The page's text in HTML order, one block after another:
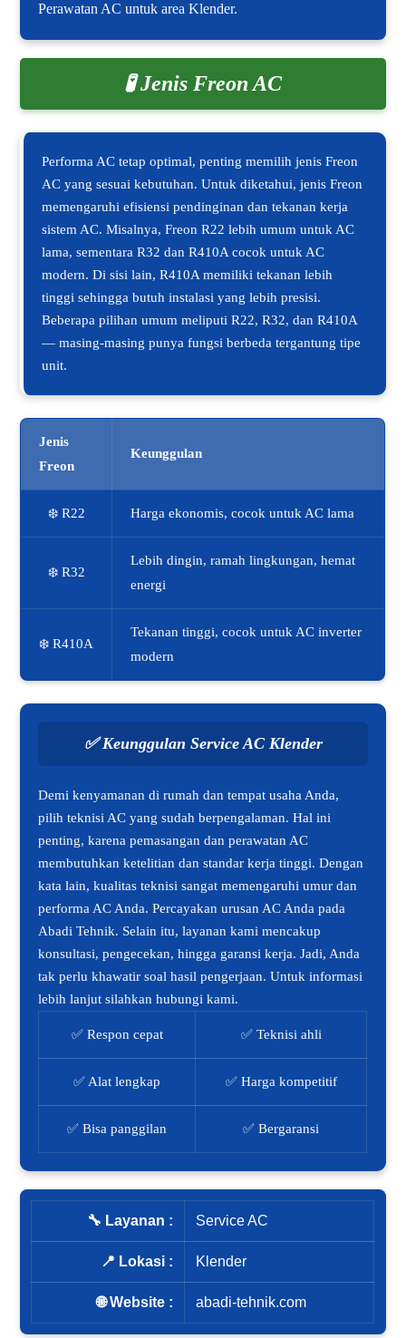
Perawatan AC untuk area Klender.
🧪 Jenis Freon AC
Performa AC tetap optimal, penting memilih jenis Freon
AC yang sesuai kebutuhan. Untuk diketahui, jenis Freon
memengaruhi efisiensi pendinginan dan tekanan kerja
sistem AC. Misalnya, Freon R22 lebih umum untuk AC
lama, sementara R32 dan R410A cocok untuk AC
modern. Di sisi lain, R410A memiliki tekanan lebih
tinggi sehingga butuh instalasi yang lebih presisi.
Beberapa pilihan umum meliputi R22, R32, dan R410A
— masing-masing punya fungsi berbeda tergantung tipe
unit.
Jenis
Freon
Keunggulan
❄️ R22 Harga ekonomis, cocok untuk AC lama
❄️ R32
Lebih dingin, ramah lingkungan, hemat
energi
❄️ R410A
Tekanan tinggi, cocok untuk AC inverter
modern
✅Keunggulan Service AC Klender
Demi kenyamanan di rumah dan tempat usaha Anda,
pilih teknisi AC yang sudah berpengalaman. Hal ini
penting, karena pemasangan dan perawatan AC
membutuhkan ketelitian dan standar kerja tinggi. Dengan
kata lain, kualitas teknisi sangat memengaruhi umur dan
performa AC Anda. Percayakan urusan AC Anda pada
Abadi Tehnik. Selain itu, layanan kami mencakup
konsultasi, pengecekan, hingga garansi kerja. Jadi, Anda
tak perlu khawatir soal hasil pengerjaan. Untuk informasi
lebih lanjut silahkan hubungi kami.
✅ Respon cepat ✅ Teknisi ahli
✅ Alat lengkap ✅ Harga kompetitif
✅ Bisa panggilan ✅ Bergaransi
🔧 Layanan : Service AC
📍 Lokasi : Klender
🌐 Website : abadi-tehnik.com